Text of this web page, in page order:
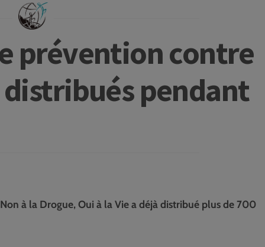
prévention contre
pendant
à la Drogue, Oui à la Vie a déjà distribué plus de 700